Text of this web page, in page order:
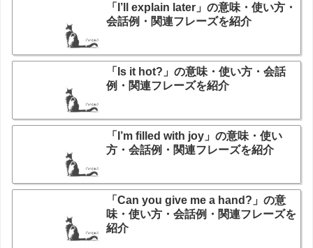
「I’ll explain later」の意味・使い方・
会話例・関連フレーズを紹介
「Is it hot?」の意味・使い方・会話
例・関連フレーズを紹介
「I’m filled with joy」の意味・使い
方・会話例・関連フレーズを紹介
「Can you give me a hand?」の意
味・使い方・会話例・関連フレーズを
紹介